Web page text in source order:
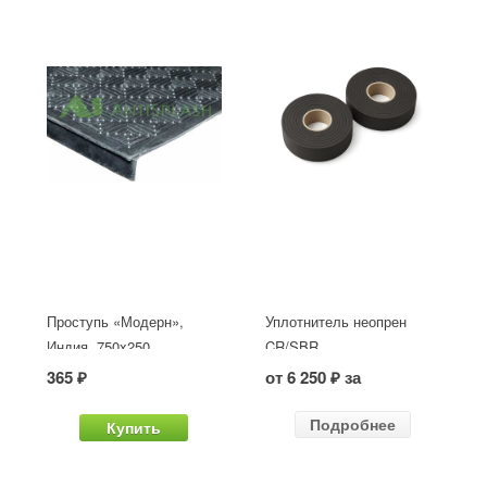
Проступь «Модерн»,
Индия, 750x250
365 ₽
Купить
Уплотнитель неопрен
CR/SBR
от 6 250 ₽ за
Подробнее